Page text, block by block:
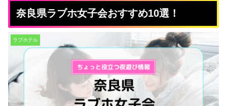
奈良県ラブホ女子会おすすめ10選！
ラブホテル